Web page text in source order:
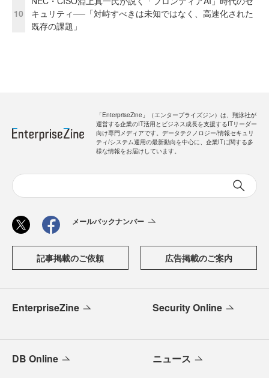
10
キュリティ──「対峙すべきは未知ではなく、高速化された
既存の課題」
「EnterpriseZine」（エンタープライズジン）は、翔泳社が
運営する企業のIT活用とビジネス成長を支援するITリーダー
向け専門メディアです。データテクノロジー/情報セキュリ
ティ/システム運用の最新動向を中心に、企業ITに関する多
様な情報をお届けしています。
メールバックナンバー
記事掲載のご依頼 広告掲載のご案内
EnterpriseZine Security Online
DB Online ニュース